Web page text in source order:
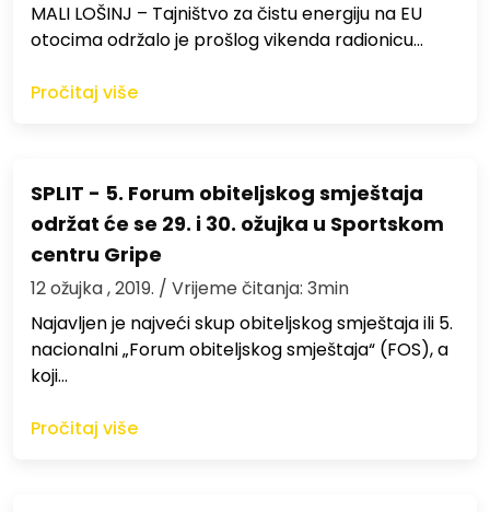
MALI LOŠINJ – Tajništvo za čistu energiju na EU
otocima održalo je prošlog vikenda radionicu…
Pročitaj više
SPLIT - 5. Forum obiteljskog smještaja
održat će se 29. i 30. ožujka u Sportskom
centru Gripe
12 ožujka , 2019. / Vrijeme čitanja: 3min
Najavljen je najveći skup obiteljskog smještaja ili 5.
nacionalni „Forum obiteljskog smještaja“ (FOS), a
koji…
Pročitaj više